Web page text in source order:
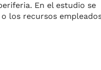
En el estudio se
los recursos